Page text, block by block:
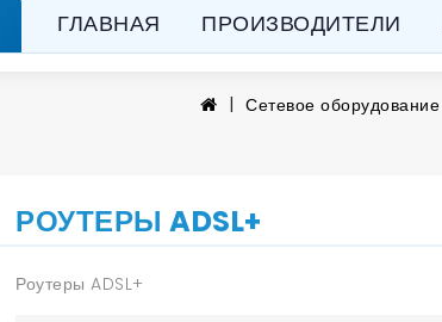
ГЛАВНАЯ ПРОИЗВОДИТЕЛИ
Сетевое оборудование
РОУТЕРЫ ADSL+
Роутеры ADSL+